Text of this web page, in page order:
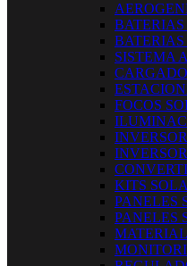
SISTEMA
FOCOS
KITS
PANELES
PANELES